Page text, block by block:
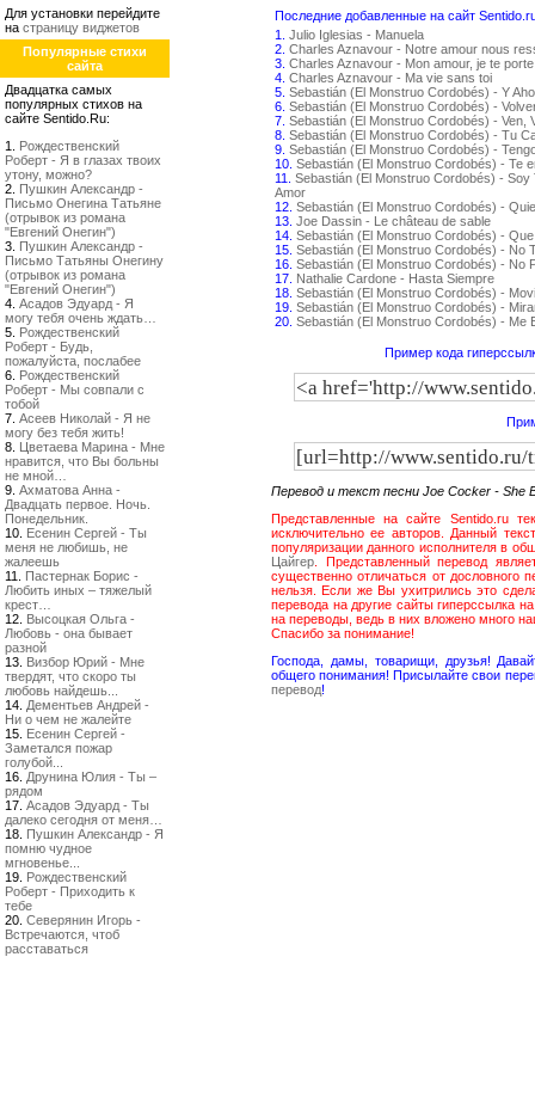
Для установки перейдите
на страницу виджетов
Популярные стихи
сайта
Двадцатка самых
популярных стихов на
сайте Sentido.Ru:
1. Рождественский
Роберт - Я в глазах твоих
утону, можно?
2. Пушкин Александр -
Письмо Онегина Татьяне
(отрывок из романа
"Евгений Онегин")
3. Пушкин Александр -
Письмо Татьяны Онегину
(отрывок из романа
"Евгений Онегин")
4. Асадов Эдуард - Я
могу тебя очень ждать…
5. Рождественский
Роберт - Будь,
пожалуйста, послабее
6. Рождественский
Роберт - Мы совпали с
тобой
7. Асеев Николай - Я не
могу без тебя жить!
8. Цветаева Марина - Мне
нравится, что Вы больны
не мной…
9. Ахматова Анна -
Двадцать первое. Ночь.
Понедельник.
10. Есенин Сергей - Ты
меня не любишь, не
жалеешь
11. Пастернак Борис -
Любить иных – тяжелый
крест…
12. Высоцкая Ольга -
Любовь - она бывает
разной
13. Визбор Юрий - Мне
твердят, что скоро ты
любовь найдешь...
14. Дементьев Андрей -
Ни о чем не жалейте
15. Есенин Сергей -
Заметался пожар
голубой...
16. Друнина Юлия - Ты –
рядом
17. Асадов Эдуард - Ты
далеко сегодня от меня…
18. Пушкин Александр - Я
помню чудное
мгновенье...
19. Рождественский
Роберт - Приходить к
тебе
20. Северянин Игорь -
Встречаются, чтоб
расставаться
Последние добавленные на сайт
1. Julio Iglesias - Manuela
2. Charles Aznavour - Notre amour nous
3. Charles Aznavour - Mon amour, je te
4. Charles Aznavour - Ma vie sans toi
5. Sebastián (El Monstruo Cordobés) - Y
6. Sebastián (El Monstruo Cordobés) -
7. Sebastián (El Monstruo Cordobés) - Ven,
8. Sebastián (El Monstruo Cordobés) - Tu
9. Sebastián (El Monstruo Cordobés) -
10. Sebastián (El Monstruo Cordobés) - Te
11. Sebastián (El Monstruo Cordobés) - Soy
Amor
12. Sebastián (El Monstruo Cordobés) -
13. Joe Dassin - Le château de sable
14. Sebastián (El Monstruo Cordobés) -
15. Sebastián (El Monstruo Cordobés) - No
16. Sebastián (El Monstruo Cordobés) - No
17. Nathalie Cardone - Hasta Siempre
18. Sebastián (El Monstruo Cordobés) -
19. Sebastián (El Monstruo Cordobés) -
20. Sebastián (El Monstruo Cordobés) - Me
Пример кода
Перевод и текст песни Joe Cocker - She
Представленные на сайте Sentido.ru
исключительно ее авторов. Данный
популяризации данного исполнителя в
Цайгер . Представленный перевод
существенно отличаться от
нельзя. Если же Вы ухитрились это
перевода на другие сайты гиперссылка
на переводы, ведь в них вложено много
Спасибо за понимание!
Господа, дамы, товарищи, друзья!
общего понимания! Присылайте свои
перевод!